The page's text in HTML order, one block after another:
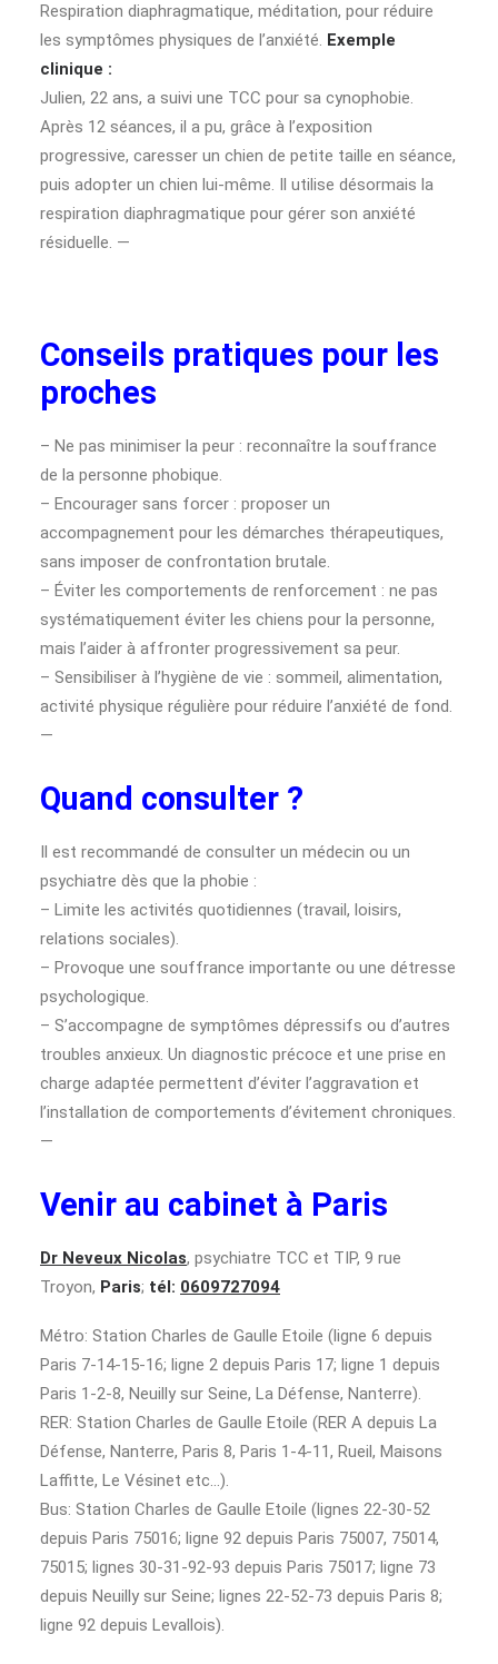
Respiration diaphragmatique, méditation, pour réduire
les symptômes physiques de l’anxiété. Exemple
clinique :
Julien, 22 ans, a suivi une TCC pour sa cynophobie.
Après 12 séances, il a pu, grâce à l’exposition
progressive, caresser un chien de petite taille en séance,
puis adopter un chien lui-même. Il utilise désormais la
respiration diaphragmatique pour gérer son anxiété
résiduelle. —
Conseils pratiques pour les
proches
– Ne pas minimiser la peur : reconnaître la souffrance
de la personne phobique.
– Encourager sans forcer : proposer un
accompagnement pour les démarches thérapeutiques,
sans imposer de confrontation brutale.
– Éviter les comportements de renforcement : ne pas
systématiquement éviter les chiens pour la personne,
mais l’aider à affronter progressivement sa peur.
– Sensibiliser à l’hygiène de vie : sommeil, alimentation,
activité physique régulière pour réduire l’anxiété de fond.
—
Quand consulter ?
Il est recommandé de consulter un médecin ou un
psychiatre dès que la phobie :
– Limite les activités quotidiennes (travail, loisirs,
relations sociales).
– Provoque une souffrance importante ou une détresse
psychologique.
– S’accompagne de symptômes dépressifs ou d’autres
troubles anxieux. Un diagnostic précoce et une prise en
charge adaptée permettent d’éviter l’aggravation et
l’installation de comportements d’évitement chroniques.
—
Venir au cabinet à Paris
Dr Neveux Nicolas, psychiatre TCC et TIP, 9 rue
Troyon, Paris; tél: 0609727094
Métro: Station Charles de Gaulle Etoile (ligne 6 depuis
Paris 7-14-15-16; ligne 2 depuis Paris 17; ligne 1 depuis
Paris 1-2-8, Neuilly sur Seine, La Défense, Nanterre).
RER: Station Charles de Gaulle Etoile (RER A depuis La
Défense, Nanterre, Paris 8, Paris 1-4-11, Rueil, Maisons
Laffitte, Le Vésinet etc…).
Bus: Station Charles de Gaulle Etoile (lignes 22-30-52
depuis Paris 75016; ligne 92 depuis Paris 75007, 75014,
75015; lignes 30-31-92-93 depuis Paris 75017; ligne 73
depuis Neuilly sur Seine; lignes 22-52-73 depuis Paris 8;
ligne 92 depuis Levallois).